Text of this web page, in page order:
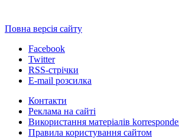
Повна версія сайту
Facebook
Twitter
RSS-стрічки
E-mail розсилка
Контакти
Реклама на сайті
Використання матеріалів
Правила користування сайтом